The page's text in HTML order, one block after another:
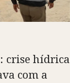
crise hídrica
com a